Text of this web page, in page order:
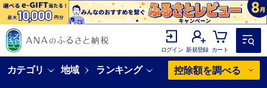
ログイン 新規登録 カート
カテゴリ 地域 ランキング 控除額を調べる